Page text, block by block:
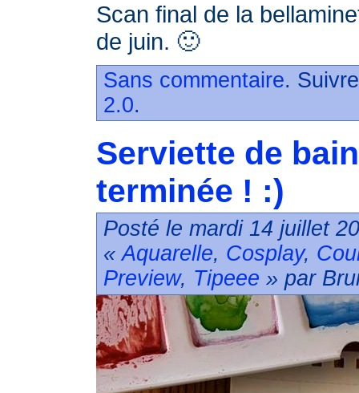
Scan final de la
de juin. 🙂
Sans commentaire.
2.0.
Serviette de
terminée ! :)
Posté le mardi 14 juillet
«Aquarelle, Cosplay,
Preview, Tipeee » par